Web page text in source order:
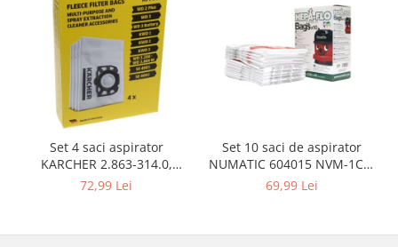
Consumabile sanitare
Cosmetice si produse ingrijire
personala
Igiena dentara
Jucarii, Copii & Bebe
Camera copilului
Hrana bebelusi
Igiena si ingrijire
Maternitate
Set 4 saci aspirator
KARCHER 2.863-314.0,
compatibil cu WD, KWD, SE
72,99 Lei
Set 10 saci de aspirator
NUMATIC 604015 NVM-1CH,
9L
69,99 Lei